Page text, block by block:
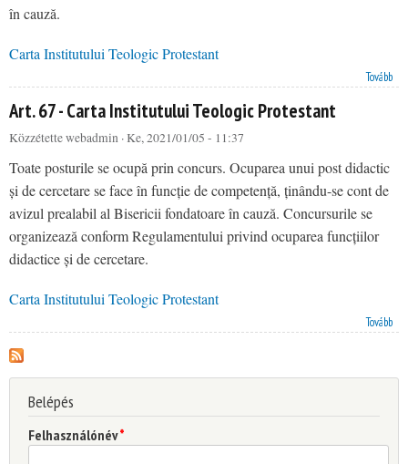
în cauză.
Carta Institutului Teologic Protestant
Tovább
Art. 67 - Carta Institutului Teologic Protestant
Közzétettewebadmin · Ke, 2021/01/05 - 11:37
Toate posturile se ocupă prin concurs. Ocuparea unui post didactic
și de cercetare se face în funcție de competență, ținându-se cont de
avizul prealabil al Bisericii fondatoare în cauză. Concursurile se
organizează conform Regulamentului privind ocuparea funcțiilor
didactice și de cercetare.
Carta Institutului Teologic Protestant
Tovább
Belépés
Felhasználónév*